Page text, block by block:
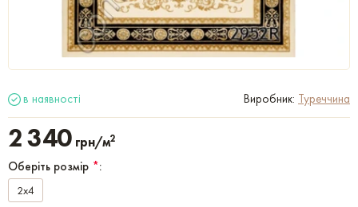
в наявності Виробник: Туреччина
2 340 грн/м2
Оберіть розмір *:
2x4